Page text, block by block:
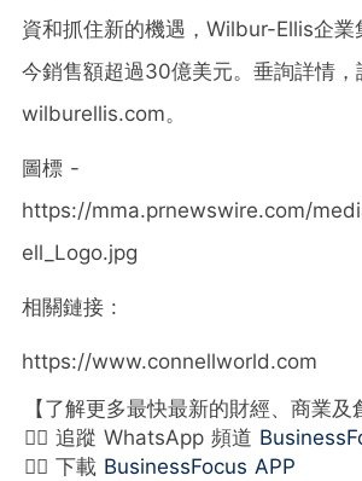
資和抓住新的機遇，Wilbur-Ellis企業
今銷售額超過30億美元。垂詢詳情，
wilburellis.com。
圖標 -
https://mma.prnewswire.com/
ell_Logo.jpg
相關鏈接 :
https://www.connellworld.com
【了解更多最快最新的財經、商業及
👉🏻 追蹤 WhatsApp 頻道
👉🏻 下載 BusinessFocus APP